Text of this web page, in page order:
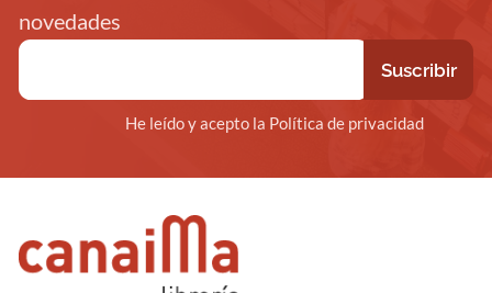
novedades
He leído y acepto la Política de privacidad